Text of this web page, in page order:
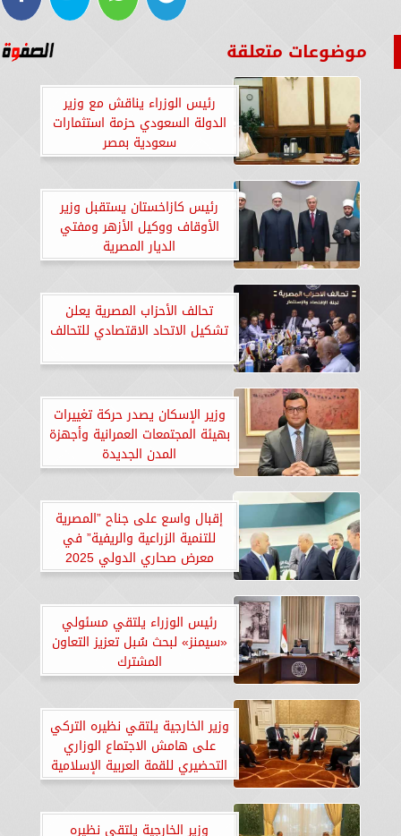
موضوعات متعلقة
رئيس الوزراء يناقش مع وزير
الدولة السعودي حزمة استثمارات
سعودية بمصر
رئيس كازاخستان يستقبل وزير
الأوقاف ووكيل الأزهر ومفتي
الديار المصرية
تحالف الأحزاب المصرية يعلن
تشكيل الاتحاد الاقتصادي للتحالف
وزير الإسكان يصدر حركة تغييرات
بهيئة المجتمعات العمرانية وأجهزة
المدن الجديدة
إقبال واسع على جناح ”المصرية
للتنمية الزراعية والريفية” في
معرض صحاري الدولي 2025
رئيس الوزراء يلتقي مسئولي
«سيمنز» لبحث سُبل تعزيز التعاون
المشترك
وزير الخارجية يلتقي نظيره التركي
على هامش الاجتماع الوزاري
التحضيري للقمة العربية الإسلامية
الطارئة بالدوحة
وزير الخارجية يلتقي نظيره